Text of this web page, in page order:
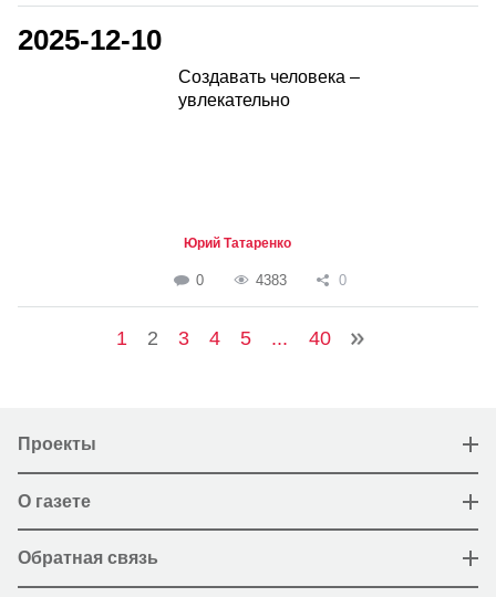
2025-12-10
Создавать человека –
увлекательно
Юрий Татаренко
0 4383 0
1 2 3 4 5 ... 40
Проекты
О газете
Обратная связь